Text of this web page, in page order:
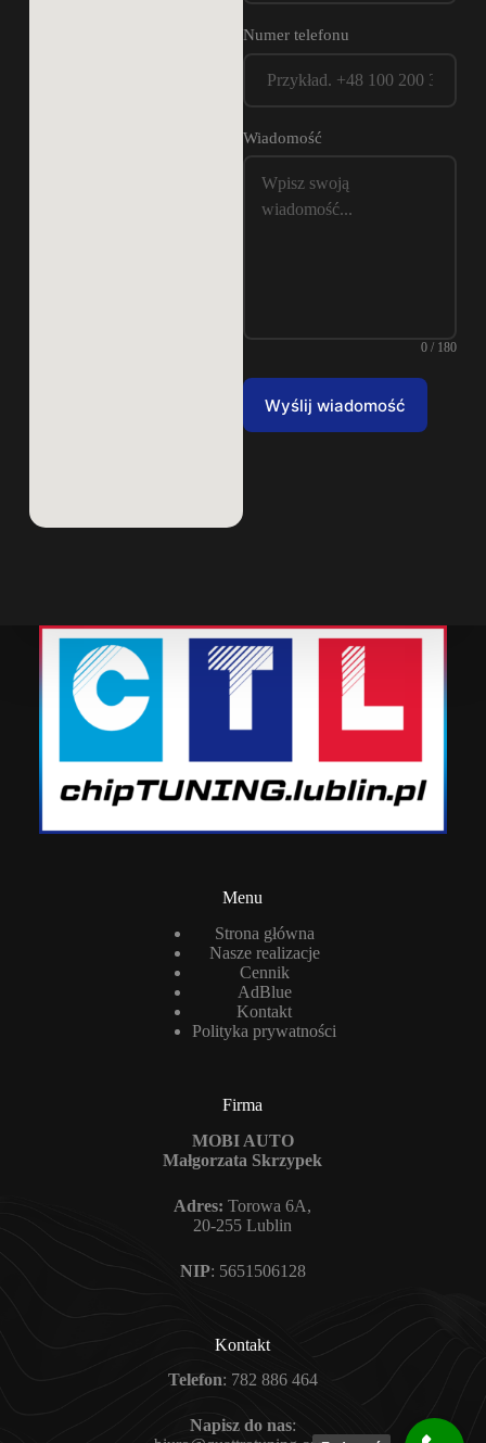
Numer telefonu
Wiadomość
0 / 180
Wyślij wiadomość
Menu
Strona główna
Nasze realizacje
Cennik
AdBlue
Kontakt
Polityka prywatności
Firma
MOBI AUTO
Małgorzata Skrzypek
Adres: Torowa 6A,
20-255 Lublin
NIP: 5651506128
Kontakt
Telefon: 782 886 464
Napisz do nas: